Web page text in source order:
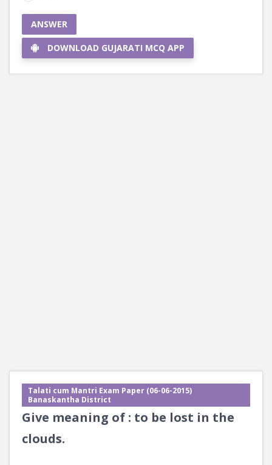
ANSWER
DOWNLOAD GUJARATI MCQ APP
Talati cum Mantri Exam Paper (06-06-2015)
Banaskantha District
Give meaning of : to be lost in the
clouds.